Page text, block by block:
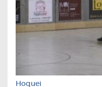
Hoquei